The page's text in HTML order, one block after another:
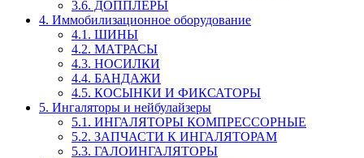
3.6. ДОППЛЕРЫ
4. Иммобилизационное оборудование
4.1. ШИНЫ
4.2. МАТРАСЫ
4.3. НОСИЛКИ
4.4. БАНДАЖИ
4.5. КОСЫНКИ И ФИКСАТОРЫ
5. Ингаляторы и нейбулайзеры
5.1. ИНГАЛЯТОРЫ КОМПРЕССОРНЫЕ
5.2. ЗАПЧАСТИ К ИНГАЛЯТОРАМ
5.3. ГАЛОИНГАЛЯТОРЫ